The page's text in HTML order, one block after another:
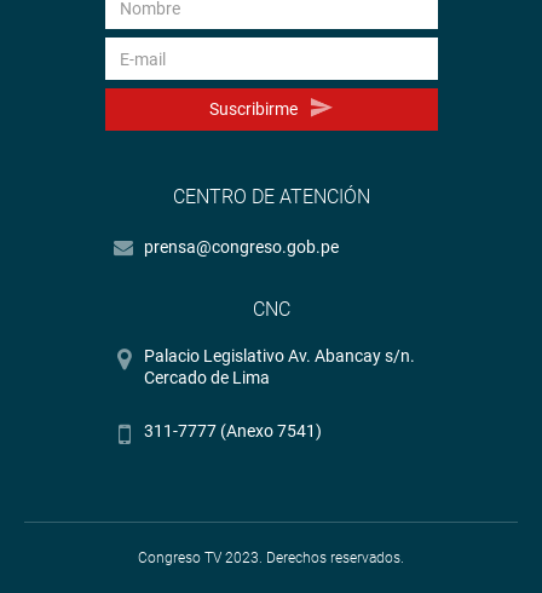
Suscribirme
CENTRO DE ATENCIÓN
prensa@congreso.gob.pe
CNC
Palacio Legislativo Av. Abancay s/n.
Cercado de Lima
311-7777 (Anexo 7541)
Congreso TV 2023. Derechos reservados.